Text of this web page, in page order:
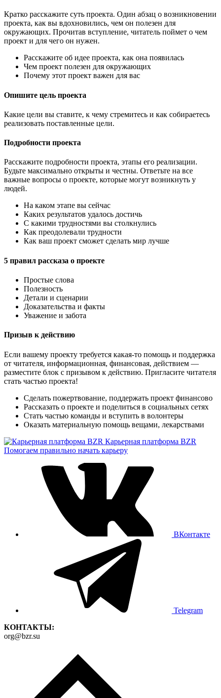
Кратко расскажите суть проекта. Один абзац о возникновении
проекта, как вы вдохновились, чем он полезен для
окружающих. Прочитав вступление, читатель поймет о чем
проект и для чего он нужен.
Расскажите об идее проекта, как она появилась
Чем проект полезен для окружающих
Почему этот проект важен для вас
Опишите цель проекта
Какие цели вы ставите, к чему стремитесь и как собираетесь
реализовать поставленные цели.
Подробности проекта
Расскажите подробности проекта, этапы его реализации.
Будьте максимально открыты и честны. Ответьте на все
важные вопросы о проекте, которые могут возникнуть у
людей.
На каком этапе вы сейчас
Каких результатов удалось достичь
С какими трудностями вы столкнулись
Как преодолевали трудности
Как ваш проект сможет сделать мир лучше
5 правил рассказа о проекте
Простые слова
Полезность
Детали и сценарии
Доказательства и факты
Уважение и забота
Призыв к действию
Если вашему проекту требуется какая-то помощь и поддержка
от читателя, информационная, финансовая, действием —
разместите блок с призывом к действию. Пригласите читателя
стать частью проекта!
Сделать пожертвование, поддержать проект финансово
Рассказать о проекте и поделиться в социальных сетях
Стать частью команды и вступить в волонтеры
Оказать материальную помощь вещами, лекарствами
Карьерная платформа BZR
Помогаем правильно начать карьеру
ВКонтакте
Telegram
КОНТАКТЫ:
org@bzr.su